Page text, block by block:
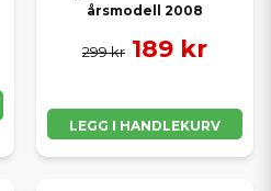
årsmodell 2008
299 kr 189 kr
LEGG I HANDLEKURV